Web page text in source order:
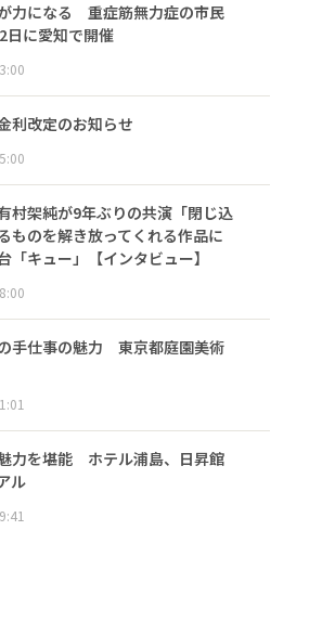
力になる 重症筋無力症の市民
日に愛知で開催
利改定のお知らせ
村架純が9年ぶりの共演「閉じ込
ものを解き放ってくれる作品に
キュー」【インタビュー】
手仕事の魅力 東京都庭園美術
力を堪能 ホテル浦島、日昇館
ル